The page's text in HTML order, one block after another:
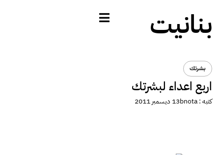
بنانيت
بشرتك
اربع اعداء لبشرتك
كتبه :bnota13 ديسمبر 2011